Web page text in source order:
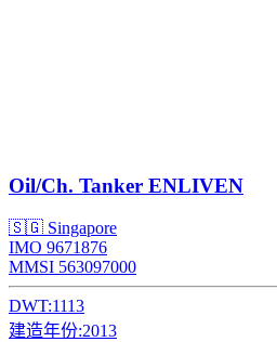
Oil/Ch. Tanker ENLIVEN
🇸🇬 Singapore
IMO 9671876
MMSI 563097000
DWT:1113
建造年份:2013